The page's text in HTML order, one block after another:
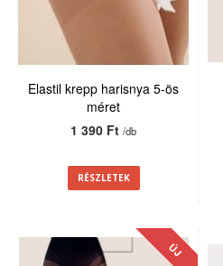
Elastil krepp harisnya 5-ös
méret
1 390 Ft/db
RÉSZLETEK
ÚJ